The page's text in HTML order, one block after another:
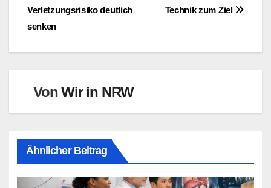
Technik zum Ziel
Verletzungsrisiko deutlich
senken
VonWir in NRW
Ähnlicher Beitrag